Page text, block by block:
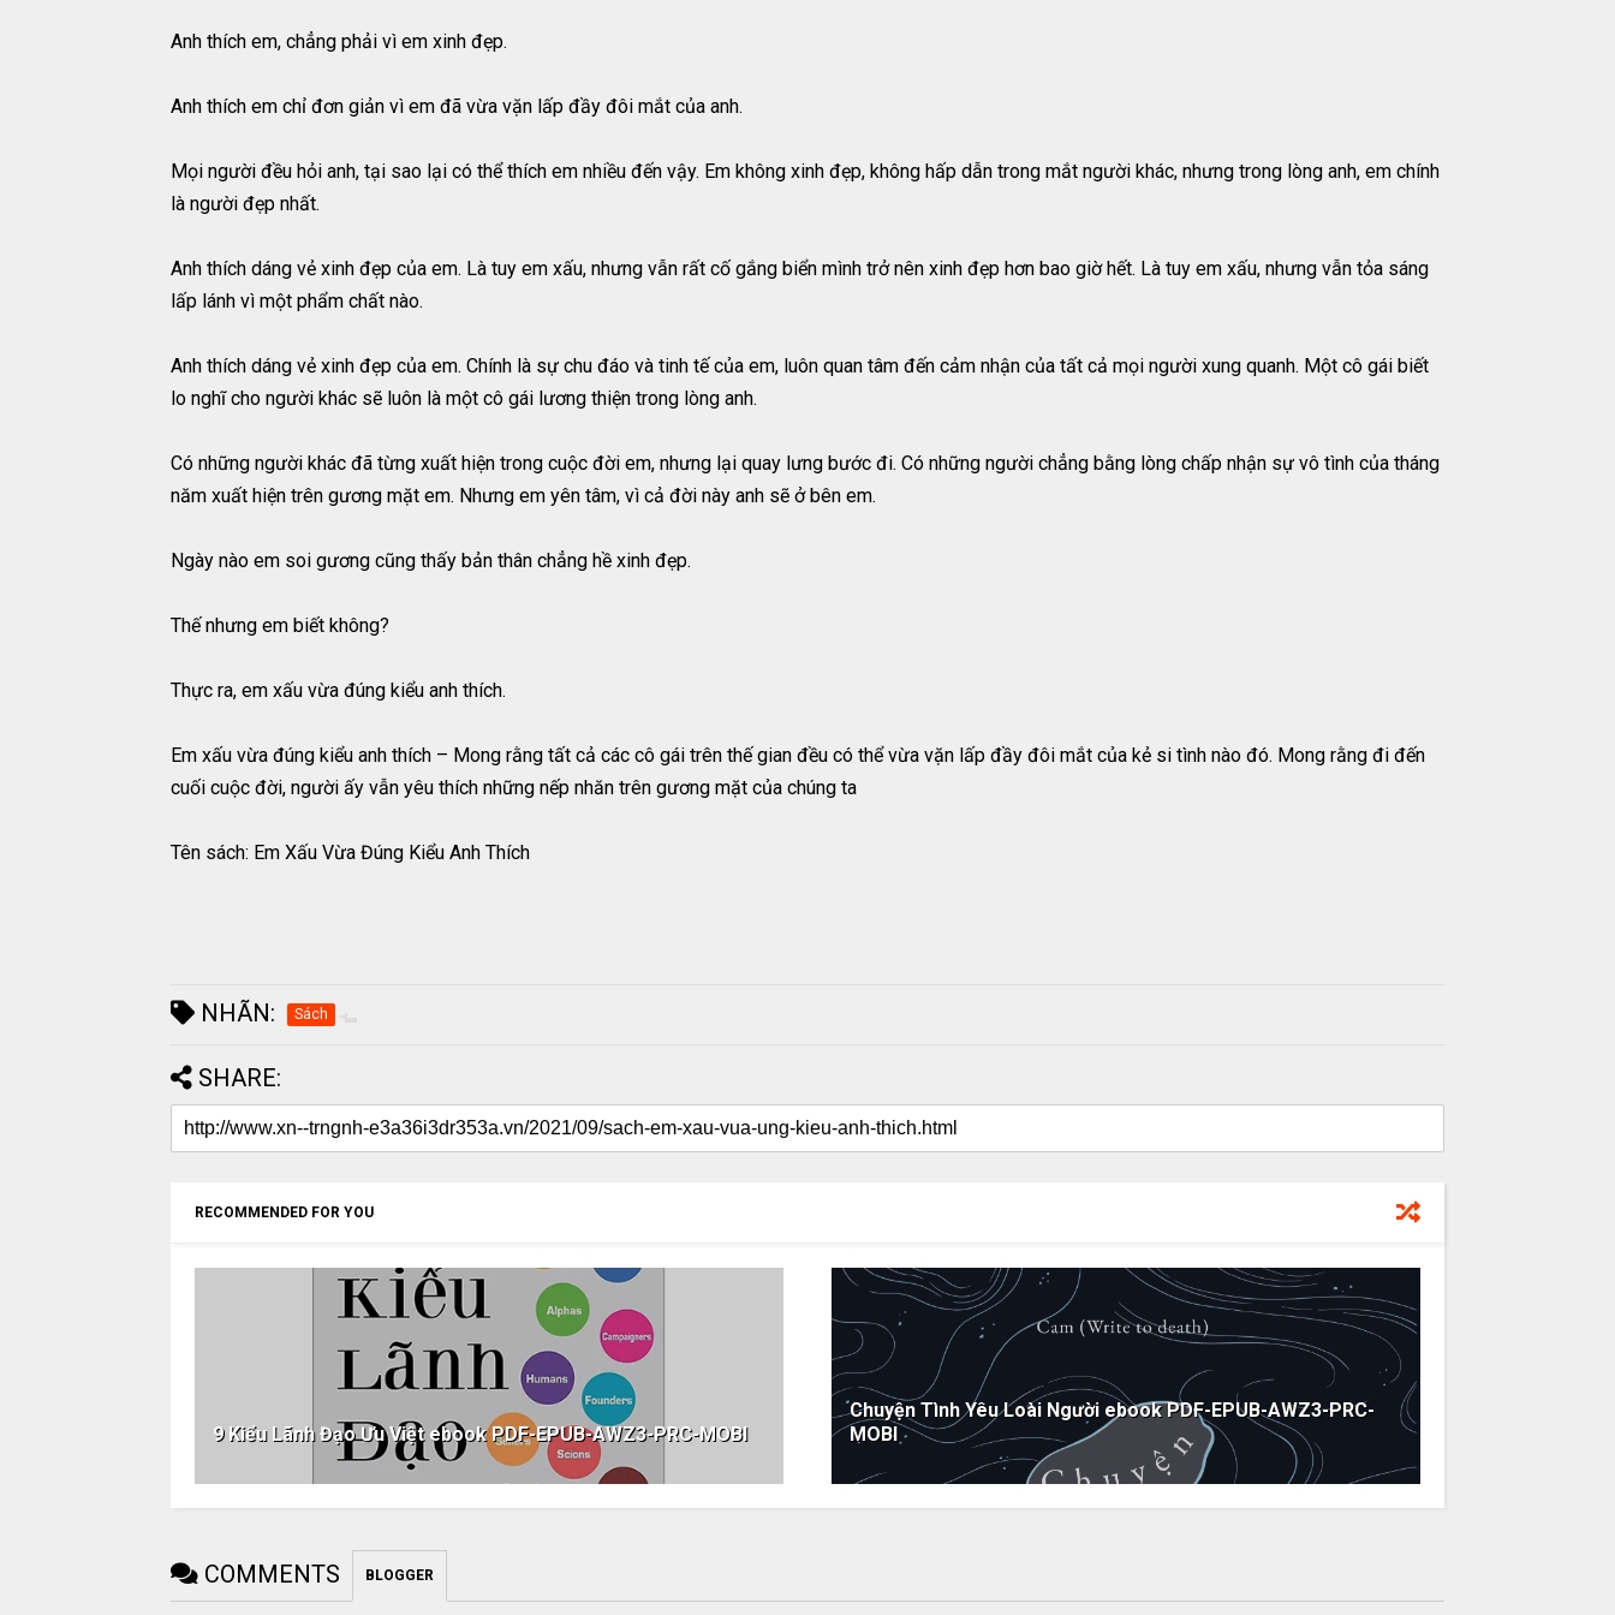
Anh thích em, chẳng phải vì em xinh đẹp.
Anh thích em chỉ đơn giản vì em đã vừa vặn lấp đầy đôi mắt của anh.
Mọi người đều hỏi anh, tại sao lại có thể thích em nhiều đến vậy. Em không xinh đẹp, không hấp dẫn trong mắt người khác, nhưng trong lòng anh, em chính
là người đẹp nhất.
Anh thích dáng vẻ xinh đẹp của em. Là tuy em xấu, nhưng vẫn rất cố gắng biển mình trở nên xinh đẹp hơn bao giờ hết. Là tuy em xấu, nhưng vẫn tỏa sáng
lấp lánh vì một phẩm chất nào.
Anh thích dáng vẻ xinh đẹp của em. Chính là sự chu đáo và tinh tế của em, luôn quan tâm đến cảm nhận của tất cả mọi người xung quanh. Một cô gái biết
lo nghĩ cho người khác sẽ luôn là một cô gái lương thiện trong lòng anh.
Có những người khác đã từng xuất hiện trong cuộc đời em, nhưng lại quay lưng bước đi. Có những người chẳng bằng lòng chấp nhận sự vô tình của tháng
năm xuất hiện trên gương mặt em. Nhưng em yên tâm, vì cả đời này anh sẽ ở bên em.
Ngày nào em soi gương cũng thấy bản thân chẳng hề xinh đẹp.
Thế nhưng em biết không?
Thực ra, em xấu vừa đúng kiểu anh thích.
Em xấu vừa đúng kiểu anh thích – Mong rằng tất cả các cô gái trên thế gian đều có thể vừa vặn lấp đầy đôi mắt của kẻ si tình nào đó. Mong rằng đi đến
cuối cuộc đời, người ấy vẫn yêu thích những nếp nhăn trên gương mặt của chúng ta
Tên sách: Em Xấu Vừa Đúng Kiểu Anh Thích
NHÃN: Sách
SHARE:
RECOMMENDED FOR YOU
9 Kiểu Lãnh Đạo Ưu Việt ebook PDF-EPUB-AWZ3-PRC-MOBI
Chuyện Tình Yêu Loài Người ebook PDF-EPUB-AWZ3-PRC-
MOBI
COMMENTS BLOGGER